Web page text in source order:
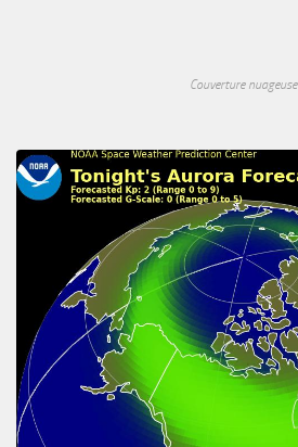
Couverture nuageuse